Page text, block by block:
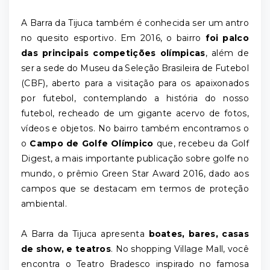
A Barra da Tijuca também é conhecida ser um antro
no quesito esportivo. Em 2016, o bairro foi palco
das principais competições olímpicas, além de
ser a sede do Museu da Seleção Brasileira de Futebol
(CBF), aberto para a visitação para os apaixonados
por futebol, contemplando a história do nosso
futebol, recheado de um gigante acervo de fotos,
vídeos e objetos. No bairro também encontramos o
o Campo de Golfe Olímpico que, recebeu da Golf
Digest, a mais importante publicação sobre golfe no
mundo, o prêmio Green Star Award 2016, dado aos
campos que se destacam em termos de proteção
ambiental.
A Barra da Tijuca apresenta boates, bares, casas
de show, e teatros. No shopping Village Mall, você
encontra o Teatro Bradesco inspirado no famosa